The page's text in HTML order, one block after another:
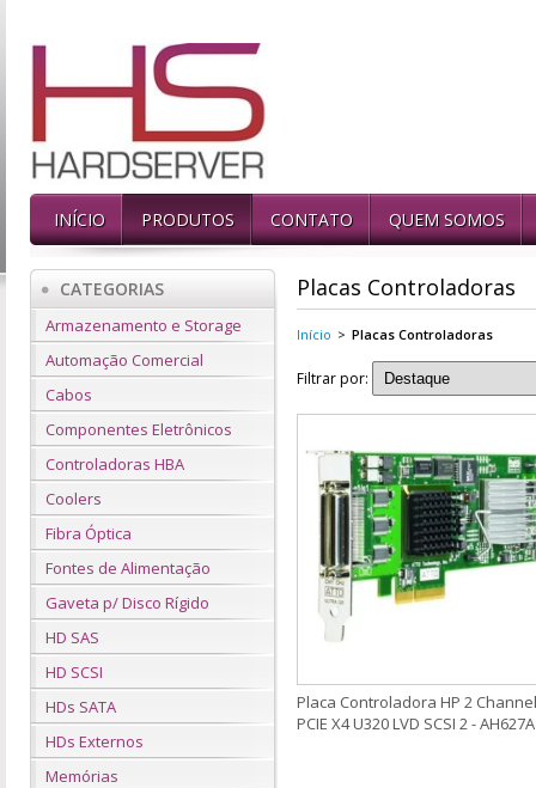
INÍCIO PRODUTOS CONTATO QUEM SOMOS
CATEGORIAS
Armazenamento e Storage
Automação Comercial
Cabos
Componentes Eletrônicos
Controladoras HBA
Coolers
Fibra Óptica
Fontes de Alimentação
Gaveta p/ Disco Rígido
HD SAS
HD SCSI
HDs SATA
HDs Externos
Memórias
Placas Controladoras
Início > Placas Controladoras
Filtrar por:
Placa Controladora HP 2 Channel
PCIE X4 U320 LVD SCSI 2 - AH627A